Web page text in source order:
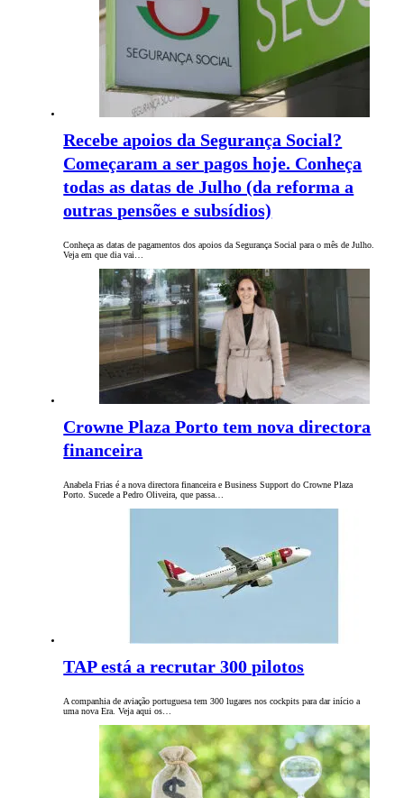
Recebe apoios da Segurança Social?
Começaram a ser pagos hoje. Conheça
todas as datas de Julho (da reforma a
outras pensões e subsídios)
Conheça as datas de pagamentos dos apoios da Segurança Social para o mês de Julho.
Veja em que dia vai…
Crowne Plaza Porto tem nova directora
financeira
Anabela Frias é a nova directora financeira e Business Support do Crowne Plaza
Porto. Sucede a Pedro Oliveira, que passa…
TAP está a recrutar 300 pilotos
A companhia de aviação portuguesa tem 300 lugares nos cockpits para dar início a
uma nova Era. Veja aqui os…